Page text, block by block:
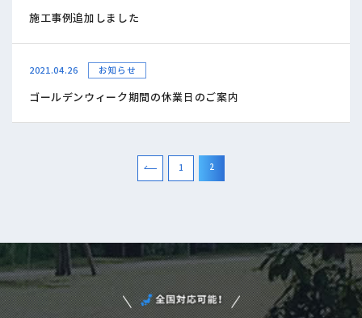
施工事例追加しました
2021.04.26 お知らせ
ゴールデンウィーク期間の休業日のご案内
1 2